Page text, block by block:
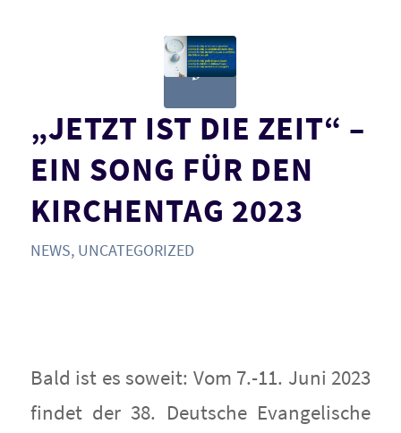
„JETZT IST DIE ZEIT“ –
EIN SONG FÜR DEN
KIRCHENTAG 2023
NEWS, UNCATEGORIZED
Bald ist es soweit: Vom 7.-11. Juni 2023
findet der 38. Deutsche Evangelische